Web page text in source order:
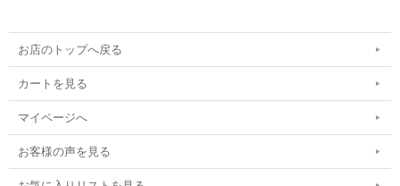
お店のトップへ戻る
カートを見る
マイページへ
お客様の声を見る